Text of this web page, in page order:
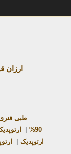
ارزان
طبی فنری
90%
ارتوپدیک